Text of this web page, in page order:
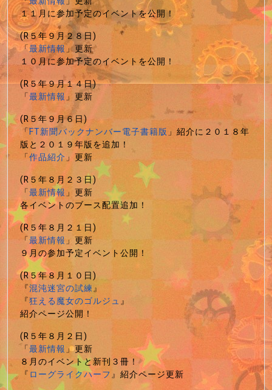
１１月に参加予定のイベントを公開！
(R５年９月２８日)
「最新情報」更新
１０月に参加予定のイベントを公開！
(R５年９月１４日)
「最新情報」更新
(R５年９月６日)
「FT新聞バックナンバー電子書籍版」紹介に２０１８年
版と２０１９年版を追加！
「作品紹介」更新
(R５年８月２３日)
「最新情報」更新
各イベントのブース配置追加！
(R５年８月２１日)
「最新情報」更新
９月の参加予定イベント公開！
(R５年８月１０日)
『混沌迷宮の試練』
『狂える魔女のゴルジュ』
紹介ページ公開！
(R５年８月２日)
「最新情報」更新
８月のイベントと新刊３冊！
『ローグライクハーフ』紹介ページ更新